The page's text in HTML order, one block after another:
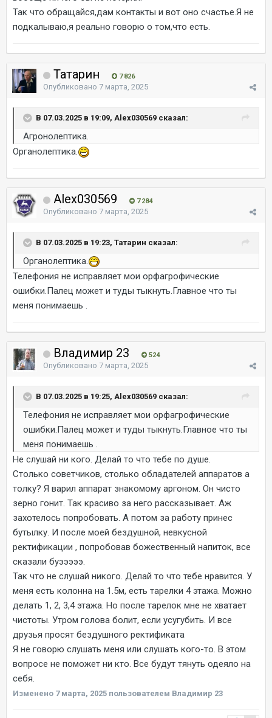
Так что обращайся,дам контакты и вот оно счастье.Я не
подкалываю,я реально говорю о том,что есть.
Татарин 7 826
Опубликовано 7 марта, 2025
В 07.03.2025 в 19:09, Alex030569 сказал:
Агронолептика.
Органолептика.
Alex030569 7 284
Опубликовано 7 марта, 2025
В 07.03.2025 в 19:23, Татарин сказал:
Органолептика.
Телефония не исправляет мои орфагрофические
ошибки.Палец может и туды тыкнуть.Главное что ты
меня понимаешь .
Владимир 23 524
Опубликовано 7 марта, 2025
В 07.03.2025 в 19:25, Alex030569 сказал:
Телефония не исправляет мои орфагрофические
ошибки.Палец может и туды тыкнуть.Главное что ты
меня понимаешь .
Не слушай ни кого. Делай то что тебе по душе.
Столько советчиков, столько обладателей аппаратов а
толку? Я варил аппарат знакомому аргоном. Он чисто
зерно гонит. Так красиво за него рассказывает. Аж
захотелось попробовать. А потом за работу принес
бутылку. И после моей бездушной, невкусной
ректификации , попробовав божественный напиток, все
сказали буэээээ.
Так что не слушай никого. Делай то что тебе нравится. У
меня есть колонна на 1.5м, есть тарелки 4 этажа. Можно
делать 1, 2, 3,4 этажа. Но после тарелок мне не хватает
чистоты. Утром голова болит, если усугубить. И все
друзья просят бездушного ректификата
Я не говорю слушать меня или слушать кого-то. В этом
вопросе не поможет ни кто. Все будут тянуть одеяло на
себя.
Изменено 7 марта, 2025 пользователем Владимир 23